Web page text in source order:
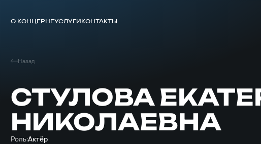
О КОНЦЕРНЕУСЛУГИКОНТАКТЫ
Назад
СТУЛОВА
НИКОЛАЕВНА
Роль:Актёр